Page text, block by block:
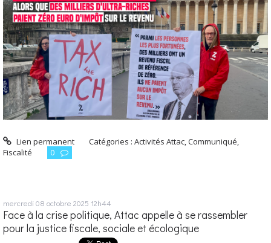
Lien permanent Catégories :Activités Attac,Communiqué,
Fiscalité
0
mercredi 08 octobre 2025 12h44
Face à la crise politique, Attac appelle à se rassembler
pour la justice fiscale, sociale et écologique